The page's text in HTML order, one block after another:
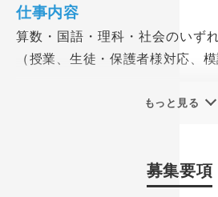
不可欠な教育業界で働き貢献し
望するうえで綺麗な志望動機か
しかし、特に未経験の方にとっ
難しいのではないかと考えてい
“なんとなく興味がある”という
仕事内容
算数・国語・理科・社会のいず
（授業、生徒・保護者様対応、
心に生徒・保護者様対応、教材
もっと見る
募集要項